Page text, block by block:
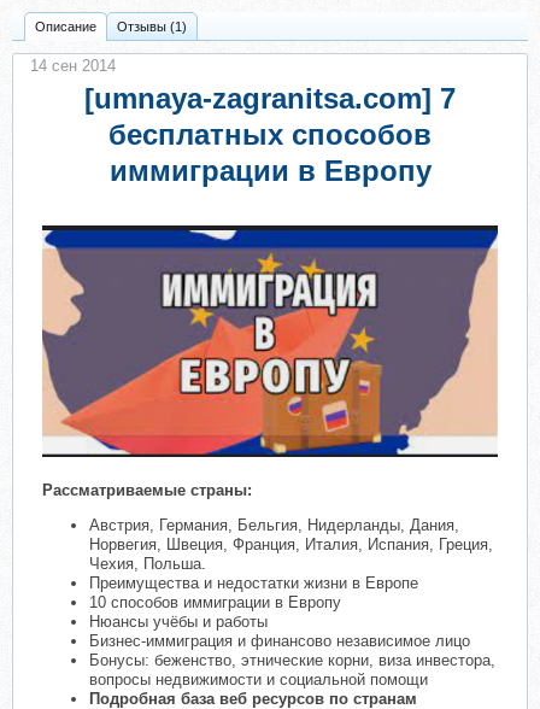
Описание Отзывы (1)
[umnaya-zagranitsa.com] 7
бесплатных способов
иммиграции в Европу
Рассматриваемые страны:
Австрия, Германия, Бельгия, Нидерланды, Дания,
Норвегия, Швеция, Франция, Италия, Испания, Греция,
Чехия, Польша.
Преимущества и недостатки жизни в Европе
10 способов иммиграции в Европу
Нюансы учёбы и работы
Бизнес-иммиграция и финансово независимое лицо
Бонусы: беженство, этнические корни, виза инвестора,
вопросы недвижимости и социальной помощи
Подробная база веб ресурсов по странам
14 сен 2014